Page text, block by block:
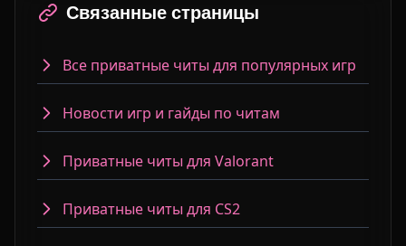
Связанные страницы
Все приватные читы для популярных игр
Новости игр и гайды по читам
Приватные читы для Valorant
Приватные читы для CS2